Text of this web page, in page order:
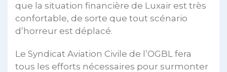
que la situation financière de Luxair est très
confortable, de sorte que tout scénario
d’horreur est déplacé.
Le Syndicat Aviation Civile de l’OGBL fera
tous les efforts nécessaires pour surmonter